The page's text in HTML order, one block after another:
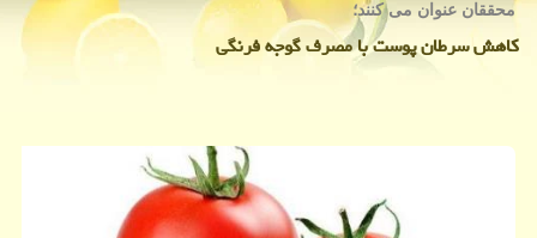
محققان عنوان می كنند؛
كاهش سرطان پوست با مصرف گوجه فرنگی